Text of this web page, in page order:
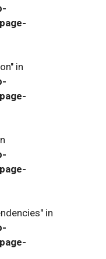
in
in